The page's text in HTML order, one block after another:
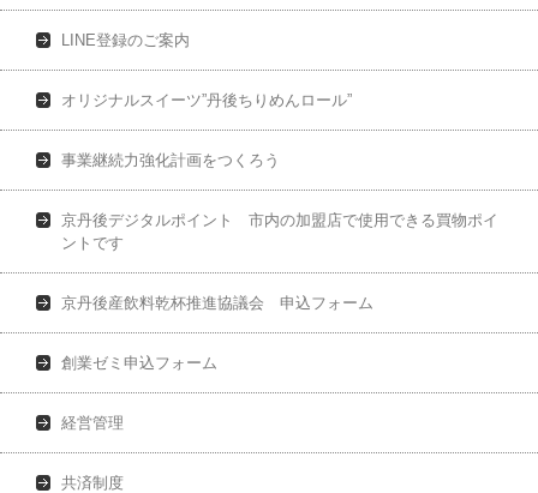
LINE登録のご案内
オリジナルスイーツ”丹後ちりめんロール”
事業継続力強化計画をつくろう
京丹後デジタルポイント 市内の加盟店で使用できる買物ポイ
ントです
京丹後産飲料乾杯推進協議会 申込フォーム
創業ゼミ申込フォーム
経営管理
共済制度